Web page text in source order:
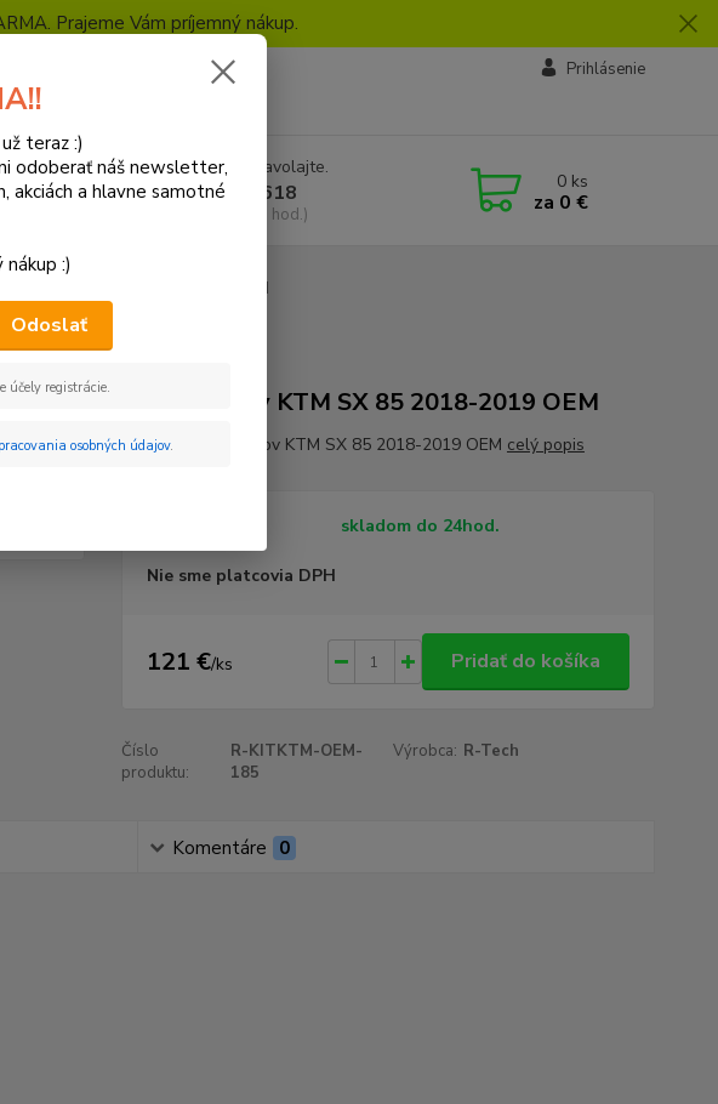
Prajeme Vám príjemný nákup.
Prihlásenie
Neviete si rady? Zavolajte.
+421 918 772 618
(Po-Pia, 8:30-16:30 hod.)
0 ks
za 0 €
plastov KTM SX 85 2018-2019 OEM
2019 OEM
Sada plastov KTM SX 85 2018-2019 OEM
R-tech Sada plastov KTM SX 85 2018-2019 OEM celý popis
skladom do 24hod.
Nie sme platcovia DPH
121 €/ks Pridať do košíka
Číslo
produktu:
R-KITKTM-OEM-
185
Výrobca: R-Tech
Komentáre 0
teraz :)
odoberať náš newsletter,
akciách a hlavne samotné
:)
Odoslať
účely registrácie.
osobných údajov.